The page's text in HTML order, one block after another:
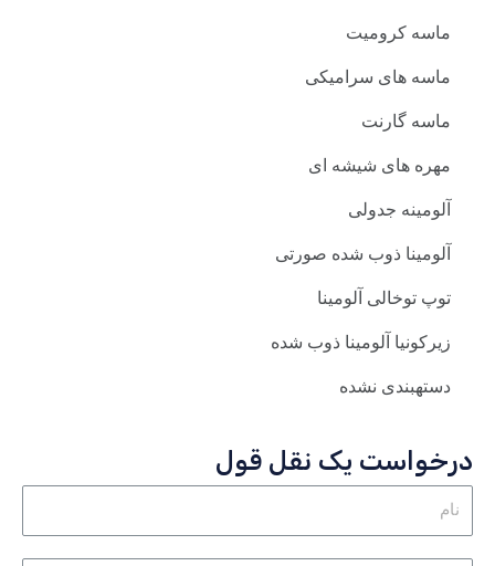
ماسه کرومیت
ماسه های سرامیکی
ماسه گارنت
مهره های شیشه ای
آلومینه جدولی
آلومینا ذوب شده صورتی
توپ توخالی آلومینا
زیرکونیا آلومینا ذوب شده
دستهبندی نشده
درخواست یک نقل قول